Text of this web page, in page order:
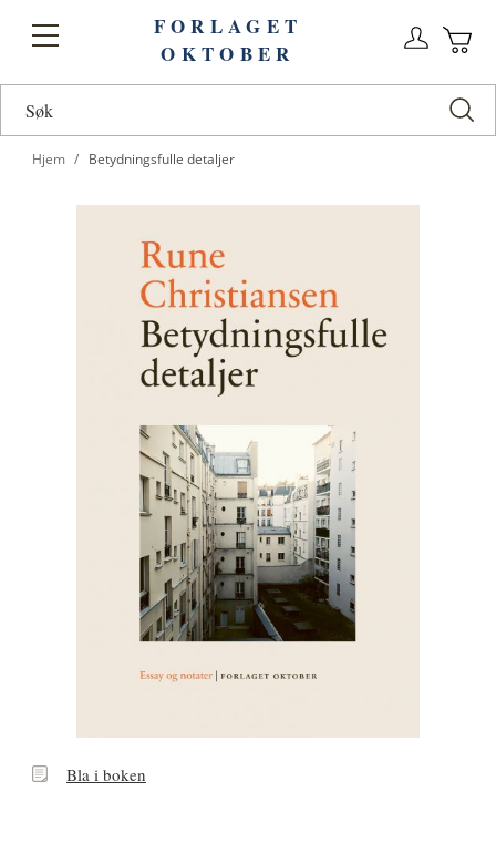
Toggle
FORLAGET
OKTOBER
Hjem Betydningsfulle detaljer
BlaBla i boken